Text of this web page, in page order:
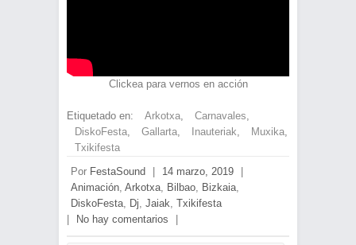
Clickea para vernos en acción
Etiquetado en: Arkotxa, Carnavales,
DiskoFesta, Gallarta, Inauteriak, Muxika,
Txikifesta
Por FestaSound 14 marzo, 2019
Animación, Arkotxa, Bilbao, Bizkaia,
DiskoFesta, Dj, Jaiak, Txikifesta
No hay comentarios